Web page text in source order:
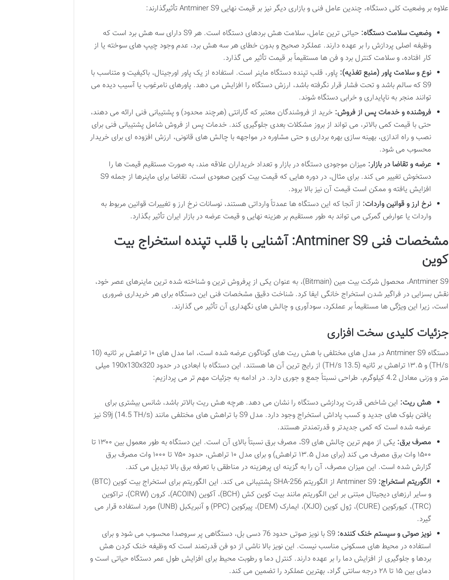
علاوه بر وضعیت کلی دستگاه، چندین عامل فنی و بازاری دیگر نیز بر قیمت نهایی Antminer S9 تأثیرگذارند:
وضعیت سلامت دستگاه:
حیاتی ترین عامل، سلامت هش بردهای دستگاه است. هر S9 دارای سه هش برد است که
وظیفه اصلی پردازش را بر عهده دارند. عملکرد صحیح و بدون خطای هر سه هش برد، عدم وجود چیپ های سوخته یا از
کار افتاده، و سلامت کنترل برد و فن ها مستقیماً بر قیمت تأثیر می گذارد.
نوع و سلامت پاور (منبع تغذیه): پاور، قلب تپنده دستگاه ماینر است. استفاده از یک پاور اورجینال، باکیفیت و متناسب با
S9 که سالم باشد و تحت فشار قرار نگرفته باشد، ارزش دستگاه را افزایش می دهد. پاورهای نامرغوب یا آسیب دیده می
توانند منجر به ناپایداری و خرابی دستگاه شوند.
فروشنده و خدمات پس از فروش: خرید از فروشندگان معتبر که گارانتی (هرچند محدود) و پشتیبانی فنی ارائه می دهند،
حتی با قیمت کمی بالاتر، می تواند از بروز مشکلات بعدی جلوگیری کند. خدمات پس از فروش شامل پشتیبانی فنی برای
نصب و راه اندازی، بهینه سازی بهره برداری و حتی مشاوره در مواجهه با چالش های قانونی، ارزش افزوده ای برای خریدار
محسوب می شود.
عرضه و تقاضا در بازار: میزان موجودی دستگاه در بازار و تعداد خریداران علاقه مند، به صورت مستقیم قیمت ها را
دستخوش تغییر می کند. برای مثال، در دوره هایی که قیمت بیت کوین صعودی است، تقاضا برای ماینرها از جمله S9
افزایش یافته و ممکن است قیمت آن نیز بالا برود.
نرخ ارز و قوانین واردات: از آنجا که این دستگاه ها عمدتاً وارداتی هستند، نوسانات نرخ ارز و تغییرات قوانین مربوط به
واردات یا عوارض گمرکی می تواند به طور مستقیم بر هزینه نهایی و قیمت عرضه در بازار ایران تأثیر بگذارد.
مشخصات فنی Antminer S9: آشنایی با قلب تپنده استخراج بیت
کوین
Antminer S9، محصول شرکت بیت مین (Bitmain)، به عنوان یکی از پرفروش ترین و شناخته شده ترین ماینرهای عصر خود،
نقش بسزایی در فراگیر شدن استخراج خانگی ایفا کرد. شناخت دقیق مشخصات فنی این دستگاه برای هر خریداری ضروری
است، زیرا این ویژگی ها مستقیماً بر عملکرد، سودآوری و چالش های نگهداری آن تأثیر می گذارند.
جزئیات کلیدی سخت افزاری
دستگاه Antminer S9 در مدل های مختلفی با هش ریت های گوناگون عرضه شده است، اما مدل های ۱۰ تراهش بر ثانیه (10
TH/s) و ۱۳.۵ تراهش بر ثانیه (13.5 TH/s) از رایج ترین آن ها هستند. این دستگاه با ابعادی در حدود 190x130x320 میلی
متر و وزنی معادل 4.2 کیلوگرم، طراحی نسبتاً جمع و جوری دارد. در ادامه به جزئیات مهم تر می پردازیم:
هش ریت: این شاخص قدرت پردازشی دستگاه را نشان می دهد. هرچه هش ریت بالاتر باشد، شانس بیشتری برای
یافتن بلوک های جدید و کسب پاداش استخراج وجود دارد. مدل S9 با تراهش های مختلفی مانند S9j (14.5 TH/s) نیز
عرضه شده است که کمی جدیدتر و قدرتمندتر هستند.
مصرف برق:
یکی از مهم ترین چالش های S9، مصرف برق نسبتاً بالای آن است. این دستگاه به طور معمول بین ۱۳۰۰ تا
۱۵۰۰ وات برق مصرف می کند (برای مدل ۱۳.۵ تراهش) و برای مدل ۱۰ تراهش، حدود ۷۵۰ تا ۱۰۰۰ وات مصرف برق
گزارش شده است. این میزان مصرف، آن را به گزینه ای پرهزینه در مناطقی با تعرفه برق بالا تبدیل می کند.
الگوریتم استخراج:
Antminer S9 از الگوریتم SHA-256 پشتیبانی می کند. این الگوریتم برای استخراج بیت کوین (BTC)
و سایر ارزهای دیجیتال مبتنی بر این الگوریتم مانند بیت کوین کش (BCH)، آکوین (ACOIN)، کرون (CRW)، تراکوین
(TRC)، کیورکوین (CURE)، ژول کوین (XJO)، ایمارک (DEM)، پیرکوین (PPC) و آنبریکبل (UNB) مورد استفاده قرار می
گیرد.
نویز صوتی و سیستم خنک کننده:
S9 با نویز صوتی حدود 76 دسی بل، دستگاهی پر سروصدا محسوب می شود و برای
استفاده در محیط های مسکونی مناسب نیست. این نویز بالا ناشی از دو فن قدرتمند است که وظیفه خنک کردن هش
بردها و جلوگیری از افزایش دما را بر عهده دارند. کنترل دما و رطوبت محیط برای افزایش طول عمر دستگاه حیاتی است و
دمای بین ۱۵ تا ۲۸ درجه سانتی گراد، بهترین عملکرد را تضمین می کند.